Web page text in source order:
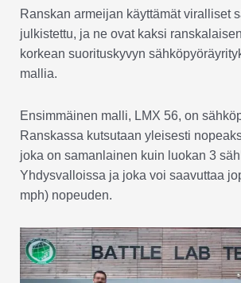
Ranskan armeijan käyttämät viralliset
julkistettu, ja ne ovat kaksi
korkean suorituskyvyn
mallia.
Ensimmäinen malli, LMX 56, on
Ranskassa kutsutaan yleisesti
joka on samanlainen kuin luokan 3
Yhdysvalloissa ja joka voi saavuttaa
mph) nopeuden.